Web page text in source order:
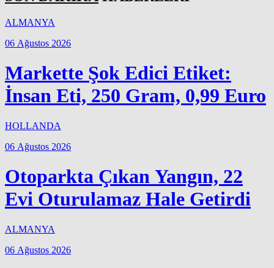
ALMANYA
06 Ağustos 2026
Markette Şok Edici Etiket:
İnsan Eti, 250 Gram, 0,99 Euro
HOLLANDA
06 Ağustos 2026
Otoparkta Çıkan Yangın, 22
Evi Oturulamaz Hale Getirdi
ALMANYA
06 Ağustos 2026